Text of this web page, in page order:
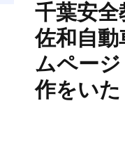
千葉安
佐和自動
ムペー
作をいた